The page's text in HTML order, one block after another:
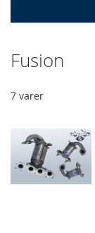
Fusion
7 varer